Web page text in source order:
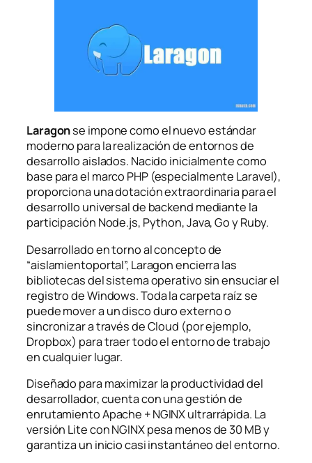
Laragonse impone como el nuevo estándar
moderno para la realización de entornos de
desarrollo aislados. Nacido inicialmente como
base para el marco PHP (especialmente Laravel),
proporciona una dotación extraordinaria para el
desarrollo universal de backend mediante la
participación Node.js, Python, Java, Go y Ruby.
Desarrollado en torno al concepto de
“aislamientoportal”, Laragon encierra las
bibliotecas del sistema operativo sin ensuciar el
registro de Windows. Toda la carpeta raíz se
puede mover a un disco duro externo o
sincronizar a través de Cloud (por ejemplo,
Dropbox) para traer todo el entorno de trabajo
en cualquier lugar.
Diseñado para maximizar la productividad del
desarrollador, cuenta con una gestión de
enrutamiento Apache + NGINX ultrarrápida. La
versión Lite con NGINX pesa menos de 30 MB y
garantiza un inicio casi instantáneo del entorno.